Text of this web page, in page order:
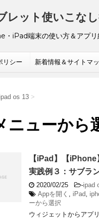
レット使いこな
iPad端末の使い方＆アプリ
リシー 新着情報＆サイトマ
ipad os 13 >
ニューから
【iPad】【
実践例３：サブラ
2020/02/25 -ipad
Appを開く
iPad
ーから選択
ウィジェットからアプ